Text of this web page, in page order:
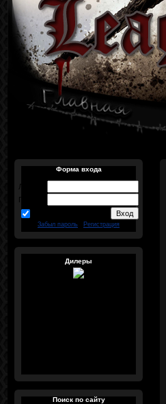
Форма входа
Логин:
Пароль:
Забыл пароль Регистрация
Дилеры
Поиск по сайту